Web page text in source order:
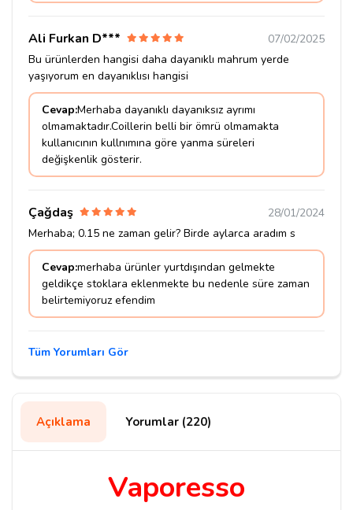
Ali Furkan D***
07/02/2025
Bu ürünlerden hangisi daha dayanıklı mahrum yerde
yaşıyorum en dayanıklısı hangisi
Cevap:Merhaba dayanıklı dayanıksız ayrımı
olmamaktadır.Coillerin belli bir ömrü olmamakta
kullanıcının kullnımına göre yanma süreleri
değişkenlik gösterir.
Çağdaş
28/01/2024
Merhaba; 0.15 ne zaman gelir? Birde aylarca aradım s
Cevap:merhaba ürünler yurtdışından gelmekte
geldikçe stoklara eklenmekte bu nedenle süre zaman
belirtemiyoruz efendim
Tüm Yorumları Gör
Açıklama Yorumlar (220)
Vaporesso